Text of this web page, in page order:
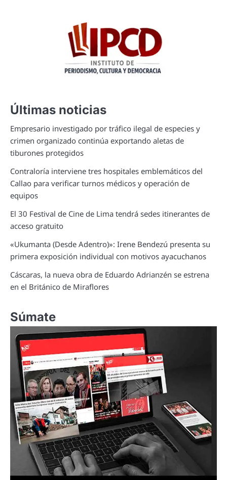
Últimas noticias
Empresario investigado por tráfico ilegal de especies y
crimen organizado continúa exportando aletas de
tiburones protegidos
Contraloría interviene tres hospitales emblemáticos del
Callao para verificar turnos médicos y operación de
equipos
El 30 Festival de Cine de Lima tendrá sedes itinerantes de
acceso gratuito
«Ukumanta (Desde Adentro)»: Irene Bendezú presenta su
primera exposición individual con motivos ayacuchanos
Cáscaras, la nueva obra de Eduardo Adrianzén se estrena
en el Británico de Miraflores
Súmate